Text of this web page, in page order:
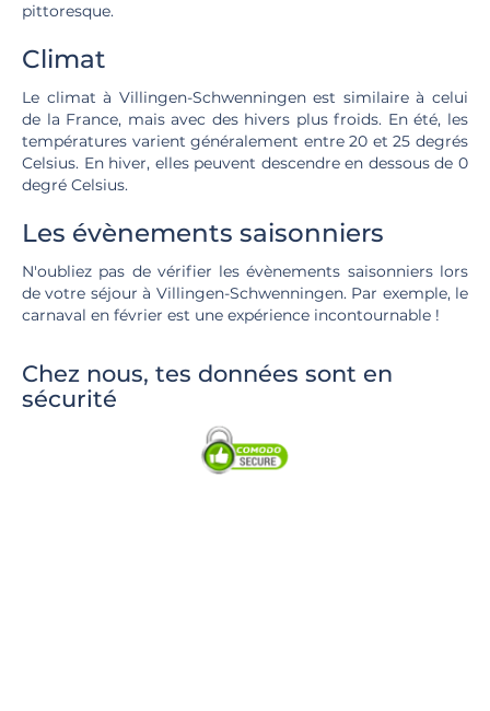
pittoresque.
Climat
Le climat à Villingen-Schwenningen est similaire à celui
de la France, mais avec des hivers plus froids. En été, les
températures varient généralement entre 20 et 25 degrés
Celsius. En hiver, elles peuvent descendre en dessous de 0
degré Celsius.
Les évènements saisonniers
N'oubliez pas de vérifier les évènements saisonniers lors
de votre séjour à Villingen-Schwenningen. Par exemple, le
carnaval en février est une expérience incontournable !
Chez nous, tes données sont en
sécurité